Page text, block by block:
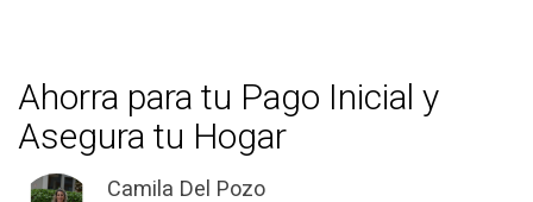
Ahorra para tu Pago Inicial y
Asegura tu Hogar
Camila Del Pozo